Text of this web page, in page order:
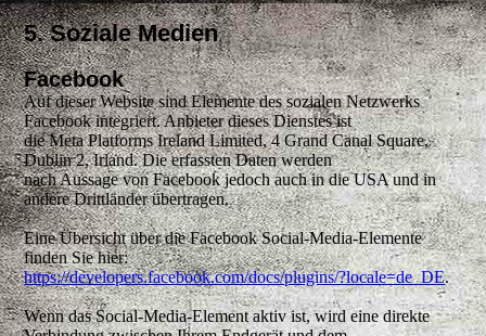
5. Soziale Medien
Facebook
Auf dieser Website sind Elemente des sozialen Netzwerks
Facebook integriert. Anbieter dieses Dienstes ist
die Meta Platforms Ireland Limited, 4 Grand Canal Square,
Dublin 2, Irland. Die erfassten Daten werden
nach Aussage von Facebook jedoch auch in die USA und in
andere Drittländer übertragen.
Eine Übersicht über die Facebook Social-Media-Elemente
finden Sie hier:
https://developers.facebook.com/docs/plugins/?locale=de_DE.
Wenn das Social-Media-Element aktiv ist, wird eine direkte